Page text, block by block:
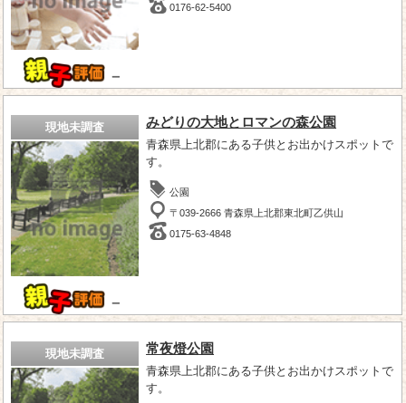
－
0176-62-5400
現地未調査
－
みどりの大地とロマンの森公園
青森県上北郡にある子供とお出かけスポットで
す。
公園
〒039-2666 青森県上北郡東北町乙供山
0175-63-4848
現地未調査 常夜燈公園
青森県上北郡にある子供とお出かけスポットで
す。